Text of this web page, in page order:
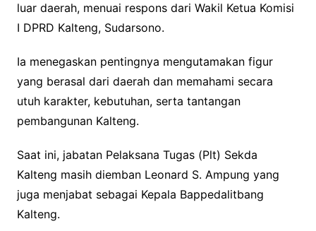
luar daerah, menuai respons dari Wakil Ketua Komisi
I DPRD Kalteng, Sudarsono.
Ia menegaskan pentingnya mengutamakan figur
yang berasal dari daerah dan memahami secara
utuh karakter, kebutuhan, serta tantangan
pembangunan Kalteng.
Saat ini, jabatan Pelaksana Tugas (Plt) Sekda
Kalteng masih diemban Leonard S. Ampung yang
juga menjabat sebagai Kepala Bappedalitbang
Kalteng.